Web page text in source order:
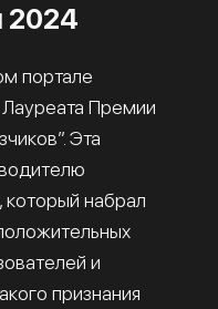
2024
портале
Премии
Эта
который набрал
и
признания